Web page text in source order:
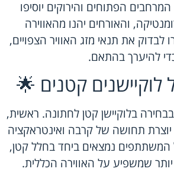
הפתוחים והירוקים יוסיפו
והאורחים יהנו מהאווירה
לבדוק את תנאי מזג האוויר הצפויים,
להיערך בהתאם.
לוקיישנים קטנים 🌟
בלוקיישן קטן לחתונה. ראשית,
יוצרת תחושה של קרבה ואינטראקציה
המשתתפים נמצאים ביחד בחלל קטן,
יותר שמשפיע על האווירה הכללית.